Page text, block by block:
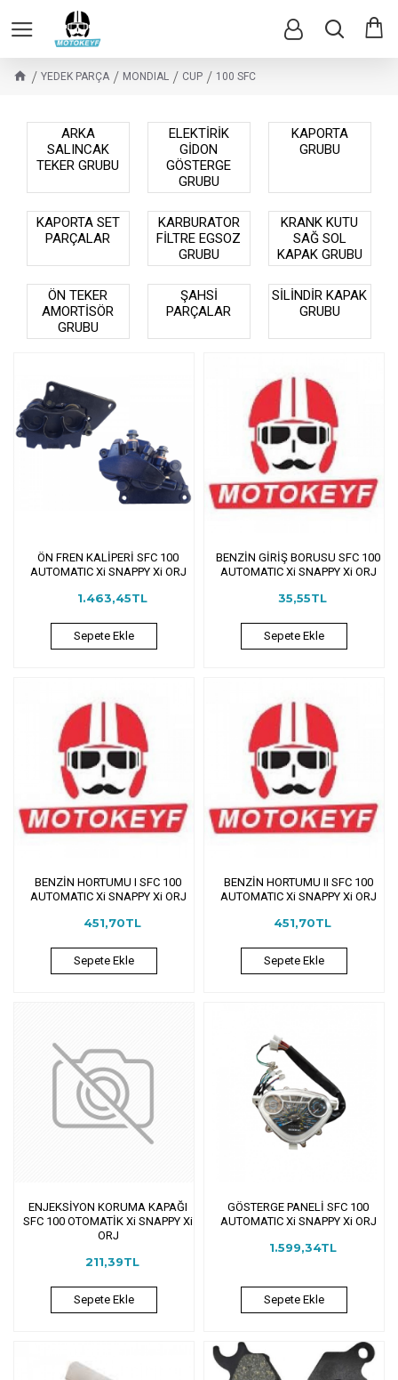
YEDEK PARÇA MONDIAL CUP 100 SFC
ARKA
SALINCAK
TEKER GRUBU
ELEKTİRİK
GİDON
GÖSTERGE
GRUBU
KAPORTA
GRUBU
KAPORTA SET
PARÇALAR
KARBURATOR
FİLTRE EGSOZ
GRUBU
KRANK KUTU
SAĞ SOL
KAPAK GRUBU
ÖN TEKER
AMORTİSÖR
GRUBU
ŞAHSİ
PARÇALAR
SİLİNDİR KAPAK
GRUBU
ÖN FREN KALİPERİ SFC 100
AUTOMATIC Xi SNAPPY Xi ORJ
1.463,45TL
Sepete Ekle
BENZİN GİRİŞ BORUSU SFC 100
AUTOMATIC Xi SNAPPY Xi ORJ
35,55TL
Sepete Ekle
BENZİN HORTUMU I SFC 100
AUTOMATIC Xi SNAPPY Xi ORJ
451,70TL
Sepete Ekle
BENZİN HORTUMU II SFC 100
AUTOMATIC Xi SNAPPY Xi ORJ
451,70TL
Sepete Ekle
ENJEKSİYON KORUMA KAPAĞI
SFC 100 OTOMATİK Xi SNAPPY Xi
ORJ
211,39TL
Sepete Ekle
GÖSTERGE PANELİ SFC 100
AUTOMATIC Xi SNAPPY Xi ORJ
1.599,34TL
Sepete Ekle